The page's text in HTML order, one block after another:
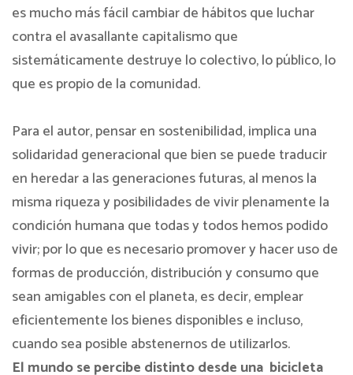
es mucho más fácil cambiar de hábitos que luchar
contra el avasallante capitalismo que
sistemáticamente destruye lo colectivo, lo público, lo
que es propio de la comunidad.
Para el autor, pensar en sostenibilidad, implica una
solidaridad generacional que bien se puede traducir
en heredar a las generaciones futuras, al menos la
misma riqueza y posibilidades de vivir plenamente la
condición humana que todas y todos hemos podido
vivir; por lo que es necesario promover y hacer uso de
formas de producción, distribución y consumo que
sean amigables con el planeta, es decir, emplear
eficientemente los bienes disponibles e incluso,
cuando sea posible abstenernos de utilizarlos.
El mundo se percibe distinto desde una bicicleta